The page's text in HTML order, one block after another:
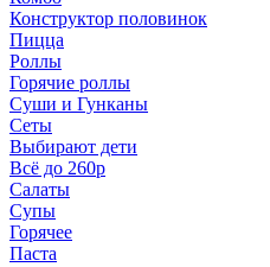
Конструктор половинок
Пицца
Роллы
Горячие роллы
Суши и Гунканы
Сеты
Выбирают дети
Всё до 260р
Салаты
Супы
Горячее
Паста